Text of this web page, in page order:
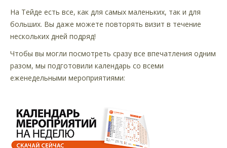
На Тейде есть все, как для самых маленьких, так и для
больших. Вы даже можете повторять визит в течение
нескольких дней подряд!
Чтобы вы могли посмотреть сразу все впечатления одним
разом, мы подготовили календарь со всеми
еженедельными мероприятиями: